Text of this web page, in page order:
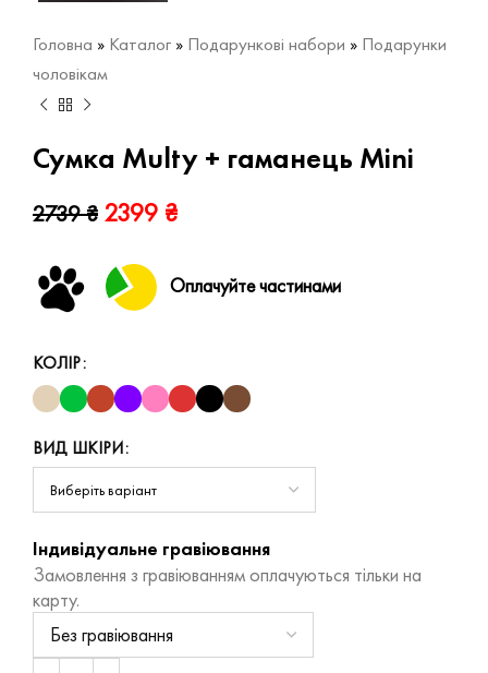
Головна » Каталог » Подарункові набори » Подарунки
чоловікам
Сумка Multy + гаманець Mini
2739₴ 2399 ₴
Оплачуйте частинами
КОЛІР
ВИД ШКІРИ
Індивідуальне гравіювання
Замовлення з гравіюванням оплачуються тільки на
карту.